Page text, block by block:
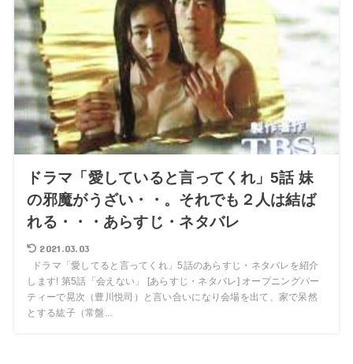
ドラマ「愛していると言ってくれ」5話 妹
の邪魔がうざい・・。それでも２人は結ば
れる・・・あらすじ・ネタバレ
2021.03.03
ドラマ「愛してると言ってくれ」5話のあらすじ・ネタバレを紹介
します! 第5話「会えない」 [あらすじ・ネタバレ] オープニングパー
ティーで晃次（豊川悦司）と言い合いになり会場を出て、家で呆然
とする紘子（常盤...